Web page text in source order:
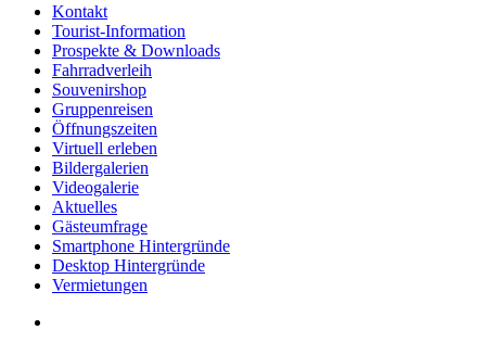
Kontakt
Tourist-Information
Prospekte & Downloads
Fahrradverleih
Souvenirshop
Gruppenreisen
Öffnungszeiten
Virtuell erleben
Bildergalerien
Videogalerie
Aktuelles
Gästeumfrage
Smartphone Hintergründe
Desktop Hintergründe
Vermietungen